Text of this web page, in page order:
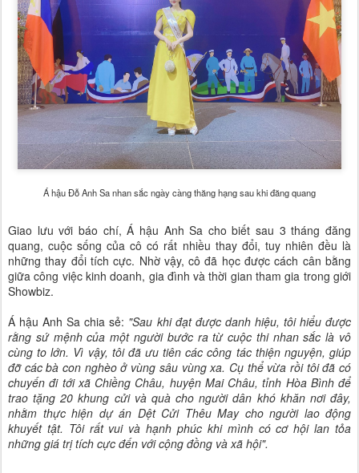
Á hậu Đỗ Anh Sa nhan sắc ngày càng thăng hạng sau khi đăng quang
Giao lưu với báo chí, Á hậu Anh Sa cho biết sau 3 tháng đăng
quang, cuộc sống của cô có rất nhiều thay đổi, tuy nhiên đều là
những thay đổi tích cực. Nhờ vậy, cô đã học được cách cân bằng
giữa công việc kinh doanh, gia đình và thời gian tham gia trong giới
Showbiz.
Á hậu Anh Sa chia sẻ: "Sau khi đạt được danh hiệu, tôi hiểu được
rằng sứ mệnh của một người bước ra từ cuộc thi nhan sắc là vô
cùng to lớn. Vì vậy, tôi đã ưu tiên các công tác thiện nguyện, giúp
đỡ các bà con nghèo ở vùng sâu vùng xa. Cụ thể vừa rồi tôi đã có
chuyến đi tới xã Chiềng Châu, huyện Mai Châu, tỉnh Hòa Bình để
trao tặng 20 khung cửi và quà cho người dân khó khăn nơi đây,
nhằm thực hiện dự án Dệt Cửi Thêu May cho người lao động
khuyết tật. Tôi rất vui và hạnh phúc khi mình có cơ hội lan tỏa
những giá trị tích cực đến với cộng đồng và xã hội".